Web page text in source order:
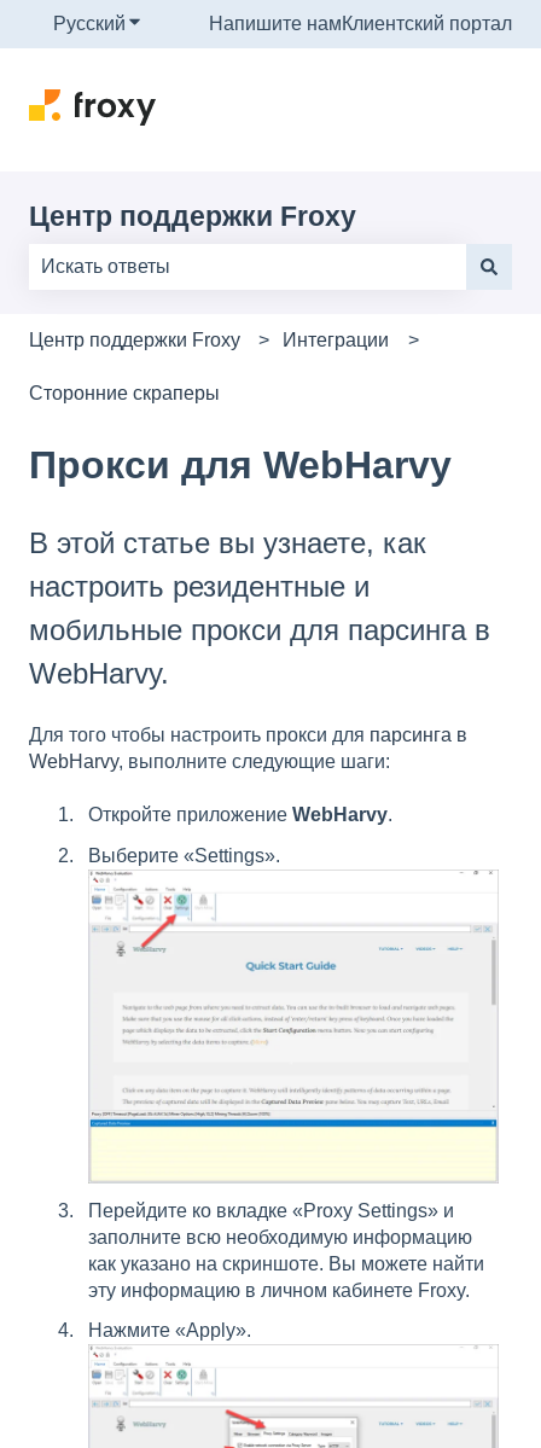
Русский Показать подменю для переводов
Напишите намКлиентский портал
Центр поддержки Froxy
Центр поддержки Froxy
Интеграции
Сторонние скраперы
Прокси для WebHarvy
В этой статье вы узнаете, как
настроить резидентные и
мобильные прокси для парсинга в
WebHarvy.
Для того чтобы настроить прокси для парсинга в
WebHarvy, выполните следующие шаги:
Откройте приложение WebHarvy.
Выберите «Settings».
Перейдите ко вкладке «Proxy Settings» и
заполните всю необходимую информацию
как указано на скриншоте. Вы можете найти
эту информацию в личном кабинете Froxy.
Нажмите «Apply».